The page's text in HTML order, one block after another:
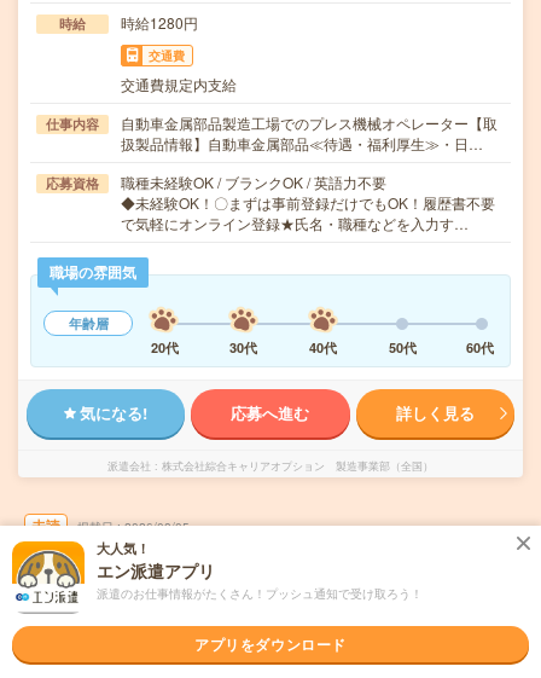
時給 時給1280円
交通費
交通費規定内支給
仕事内容
自動車金属部品製造工場でのプレス機械オペレーター【取
扱製品情報】自動車金属部品≪待遇・福利厚生≫・日…
応募資格
職種未経験OK / ブランクOK / 英語力不要
◆未経験OK！〇まずは事前登録だけでもOK！履歴書不要
で気軽にオンライン登録★氏名・職種などを入力す…
職場の雰囲気
年齢層
20代
30代 40代 50代 60代
気になる! 応募へ進む 詳しく見る
派遣会社 株式会社綜合キャリアオプション 製造事業部（全国）
未読 掲載日 2026/08/05
【経験者向けマイスターワーク！】こんにゃ
く食品のリフト仕分け・運搬/日払いOK
土日祝日が休み WEB登録OK
大人気！
エン派遣アプリ
派遣のお仕事情報がたくさん！プッシュ通知で受け取ろう！
アプリをダウンロード